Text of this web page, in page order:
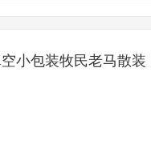
小包装牧民老马散装